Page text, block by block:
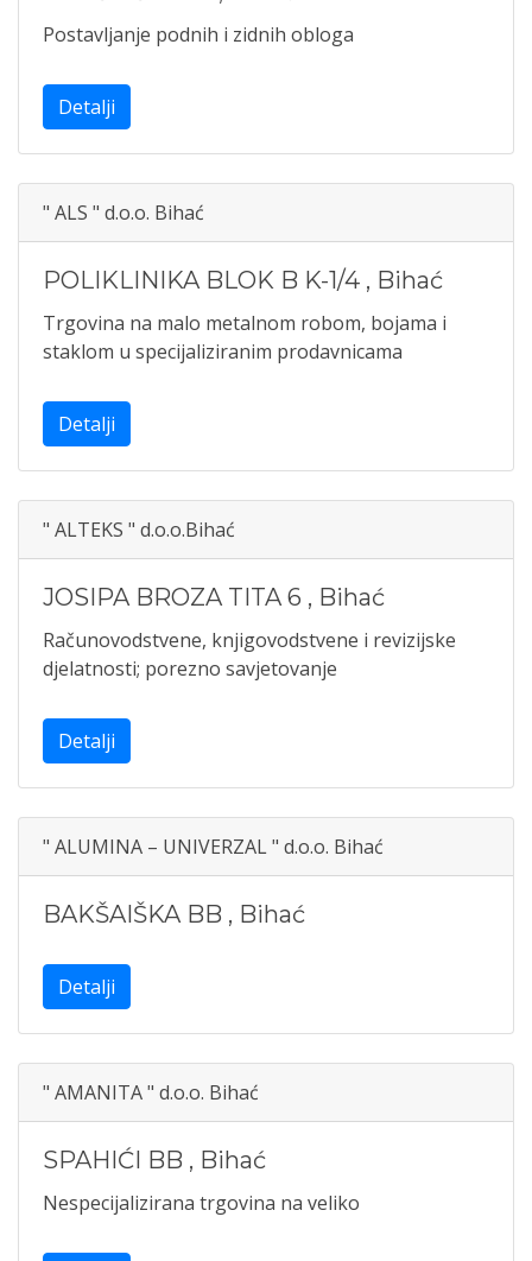
Postavljanje podnih i zidnih obloga
Detalji
" ALS " d.o.o. Bihać
POLIKLINIKA BLOK B K-1/4 , Bihać
Trgovina na malo metalnom robom, bojama i
staklom u specijaliziranim prodavnicama
Detalji
" ALTEKS " d.o.o.Bihać
JOSIPA BROZA TITA 6 , Bihać
Računovodstvene, knjigovodstvene i revizijske
djelatnosti; porezno savjetovanje
Detalji
" ALUMINA – UNIVERZAL " d.o.o. Bihać
BAKŠAIŠKA BB , Bihać
Detalji
" AMANITA " d.o.o. Bihać
SPAHIĆI BB , Bihać
Nespecijalizirana trgovina na veliko